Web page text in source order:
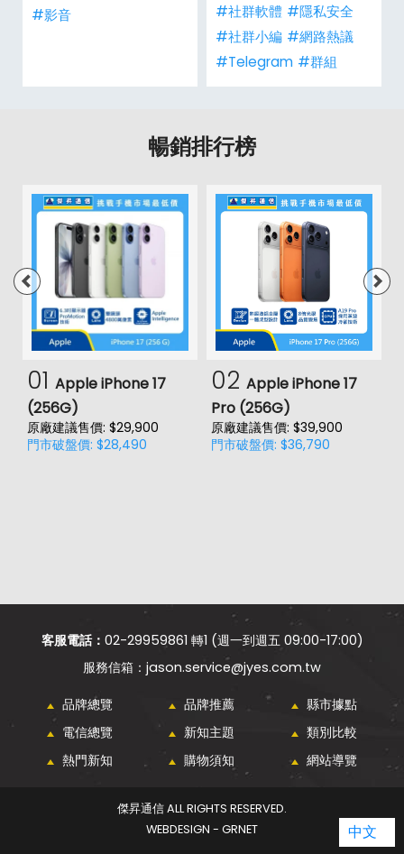
#影音
#社群軟體 #隱私安全
#社群小編 #網路熱議
#Telegram #群組
暢銷排行榜
01 Apple iPhone 17
(256G)
原廠建議售價: $29,900
門市破盤價: $28,490
02 Apple iPhone 17
Pro (256G)
原廠建議售價: $39,900
門市破盤價: $36,790
客服電話： 02-29959861 轉1 (週一到週五 09:00-17:00)
jason.service@jyes.com.tw
品牌總覽 品牌推薦
縣市據點
電信總覽
新知主題
類別比較
熱門新知
購物須知 網站導覽
傑昇通信 ALL RIGHTS RESERVED.
WEBDESIGN - GRNET
中文